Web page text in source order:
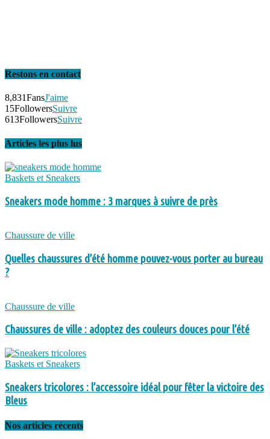
Restons en contact
8,831FansJ'aime
15FollowersSuivre
613FollowersSuivre
Articles les plus lus
Baskets et Sneakers
Sneakers mode homme : 3 marques à suivre de près
Chaussure de ville
Quelles chaussures d’été homme pouvez-vous porter au bureau
?
Chaussure de ville
Chaussures de ville : adoptez des couleurs douces pour l’été
Baskets et Sneakers
Sneakers tricolores : l’accessoire idéal pour fêter la victoire des
Bleus
Nos articles récents